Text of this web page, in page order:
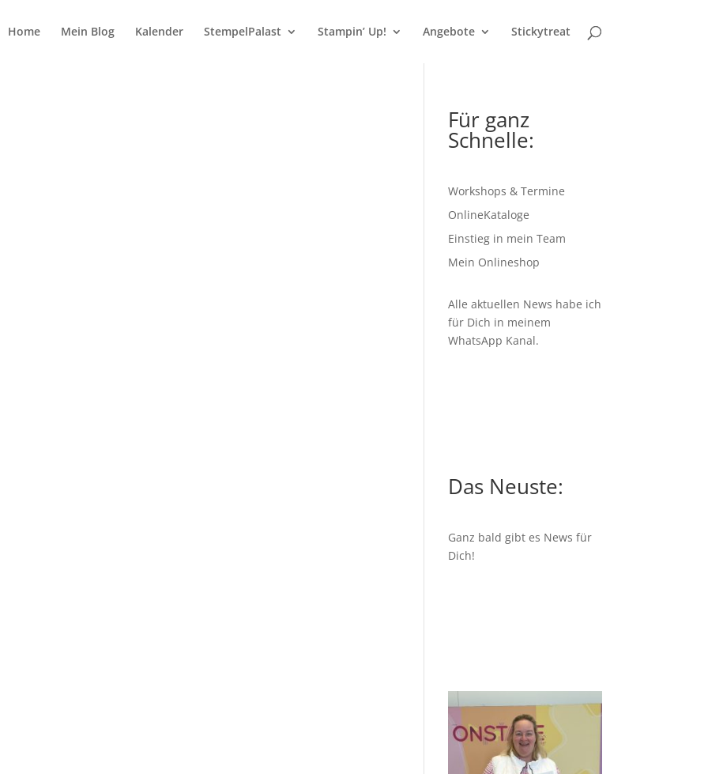
Home Mein Blog Kalender StempelPalast Stampin’ Up! Angebote Stickytreat
Für ganz
Schnelle:
Workshops & Termine
OnlineKataloge
Einstieg in mein Team
Mein Onlineshop
Alle aktuellen News habe ich
für Dich in meinem
WhatsApp Kanal.
Das Neuste:
Ganz bald gibt es News für
Dich!